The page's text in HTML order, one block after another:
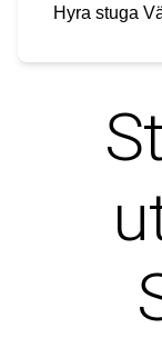
Hyra stuga